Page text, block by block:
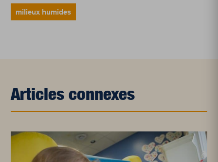
milieux humides
Articles connexes